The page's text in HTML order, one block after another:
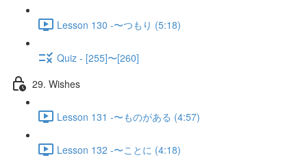
Lesson 130 -〜つもり (5:18)
Quiz - [255]〜[260]
29. Wishes
Lesson 131 -〜ものがある (4:57)
Lesson 132 -〜ことに (4:18)